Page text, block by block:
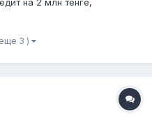
4 млн. тенге), которое
так как он еще и
3 )